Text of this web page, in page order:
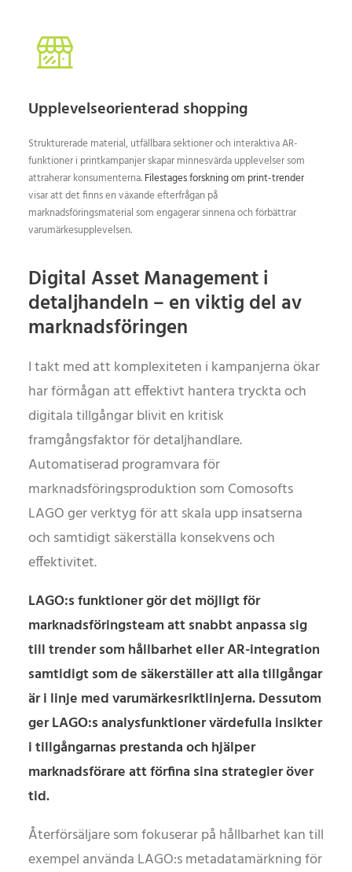
Upplevelseorienterad shopping
Strukturerade material, utfällbara sektioner och interaktiva AR-
funktioner i printkampanjer skapar minnesvärda upplevelser som
attraherar konsumenterna.Filestages forskning om print-trender
visar att det finns en växande efterfrågan på
marknadsföringsmaterial som engagerar sinnena och förbättrar
varumärkesupplevelsen.
Digital Asset Management i
detaljhandeln – en viktig del av
marknadsföringen
I takt med att komplexiteten i kampanjerna ökar
har förmågan att effektivt hantera tryckta och
digitala tillgångar blivit en kritisk
framgångsfaktor för detaljhandlare.
Automatiserad programvara för
marknadsföringsproduktion som Comosofts
LAGO ger verktyg för att skala upp insatserna
och samtidigt säkerställa konsekvens och
effektivitet.
LAGO:s funktioner gör det möjligt för
marknadsföringsteam att snabbt anpassa sig
till trender som hållbarhet eller AR-integration
samtidigt som de säkerställer att alla tillgångar
är i linje med varumärkesriktlinjerna. Dessutom
ger LAGO:s analysfunktioner värdefulla insikter
i tillgångarnas prestanda och hjälper
marknadsförare att förfina sina strategier över
tid.
Återförsäljare som fokuserar på hållbarhet kan till
exempel använda LAGO:s metadatamärkning för